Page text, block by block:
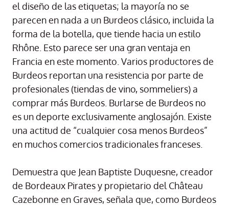
el diseño de las etiquetas; la mayoría no se
parecen en nada a un Burdeos clásico, incluida la
forma de la botella, que tiende hacia un estilo
Rhône. Esto parece ser una gran ventaja en
Francia en este momento. Varios productores de
Burdeos reportan una resistencia por parte de
profesionales (tiendas de vino, sommeliers) a
comprar más Burdeos. Burlarse de Burdeos no
es un deporte exclusivamente anglosajón. Existe
una actitud de “cualquier cosa menos Burdeos”
en muchos comercios tradicionales franceses.
Demuestra que Jean Baptiste Duquesne, creador
de Bordeaux Pirates y propietario del Château
Cazebonne en Graves, señala que, como Burdeos